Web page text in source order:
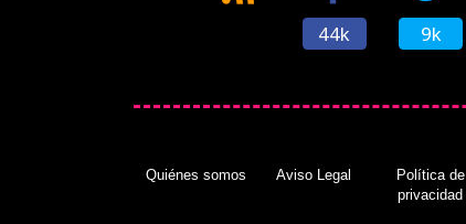
44k 9k
Quiénes somos Aviso Legal
Política de
privacidad